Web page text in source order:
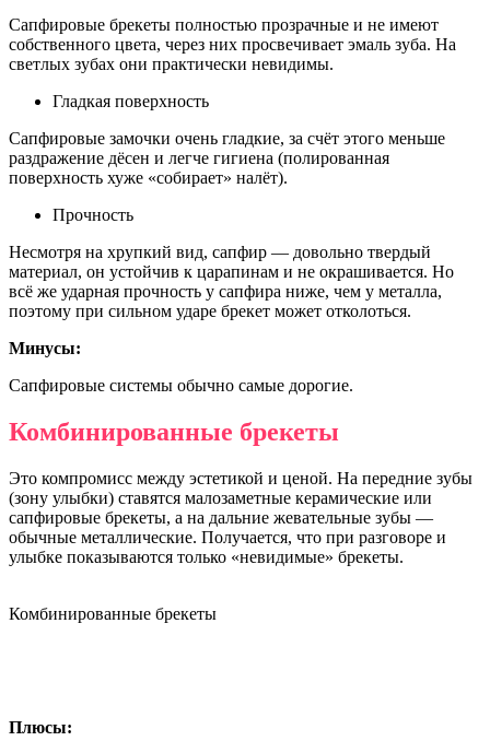
Сапфировые брекеты полностью прозрачные и не имеют
собственного цвета, через них просвечивает эмаль зуба. На
светлых зубах они практически невидимы.
Гладкая поверхность
Сапфировые замочки очень гладкие, за счёт этого меньше
раздражение дёсен и легче гигиена (полированная
поверхность хуже «собирает» налёт).
Прочность
Несмотря на хрупкий вид, сапфир — довольно твердый
материал, он устойчив к царапинам и не окрашивается. Но
всё же ударная прочность у сапфира ниже, чем у металла,
поэтому при сильном ударе брекет может отколоться.
Минусы:
Сапфировые системы обычно самые дорогие.
Комбинированные брекеты
Это компромисс между эстетикой и ценой. На передние зубы
(зону улыбки) ставятся малозаметные керамические или
сапфировые брекеты, а на дальние жевательные зубы —
обычные металлические. Получается, что при разговоре и
улыбке показываются только «невидимые» брекеты.
Комбинированные брекеты
Плюсы: